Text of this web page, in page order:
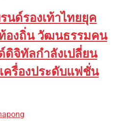
นด์รองเท้าไทยยุค
องถิ่น วัฒนธรรมคน
ดิจิทัลกำลังเปลี่ยน
ครื่องประดับแฟชั่น